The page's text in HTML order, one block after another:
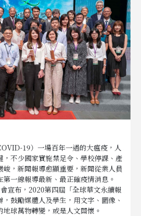
19）一場百年一遇的大瘟疫，人
，不少國家實施禁足令、學校停課、產
，新聞報導愈顯重要，新聞從業人員
一線報導最新、最正確疫情消息。
宣布，2020第四屆「全球華文永續報
鼓勵媒體人及學生，用文字、圖像、
球萬物轉變，或是人文關懷。